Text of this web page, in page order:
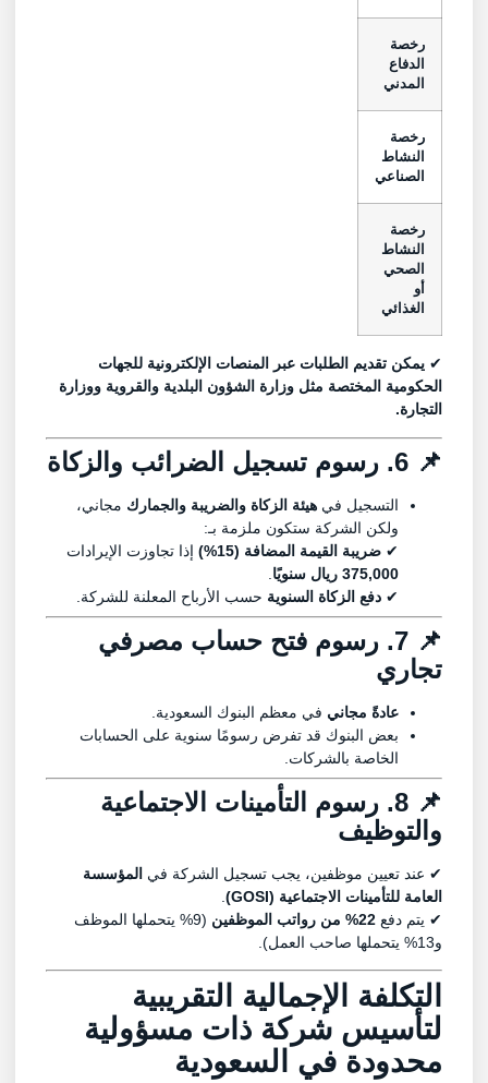
رخصة
الدفاع
المدني
رخصة
النشاط
الصناعي
رخصة
النشاط
الصحي
الغذائي
✔يمكن تقديم الطلبات عبر المنصات الإلكترونية للجهات
الحكومية المختصة مثل وزارة الشؤون البلدية والقروية ووزارة
التجارة.
📌 6. رسوم تسجيل الضرائب والزكاة
التسجيل في هيئة الزكاة والضريبة والجماركمجاني،
ولكن الشركة ستكون ملزمة بـ:
✔ضريبة القيمة المضافة (15%)
إذا تجاوزت الإيرادات
375,000 ريال سنويًا
.
✔دفع الزكاة السنويةحسب الأرباح المعلنة للشركة.
📌 7. رسوم فتح حساب مصرفي
تجاري
عادةً مجانيفي معظم البنوك السعودية.
بعض البنوك قد تفرض رسومًا سنوية على الحسابات
الخاصة بالشركات.
📌 8. رسوم التأمينات الاجتماعية
والتوظيف
✔ عند تعيين موظفين، يجب تسجيل الشركة في المؤسسة
العامة للتأمينات الاجتماعية (GOSI)
.
✔ يتم دفع22% من رواتب الموظفين
(9% يتحملها الموظف
التكلفة الإجمالية التقريبية
لتأسيس شركة ذات مسؤولية
محدودة في السعودية